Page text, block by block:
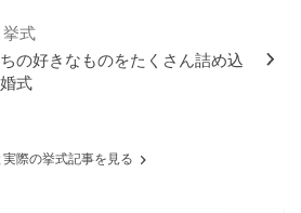
挙式
の好きなものをたくさん詰め込
式
実際の挙式記事を見る